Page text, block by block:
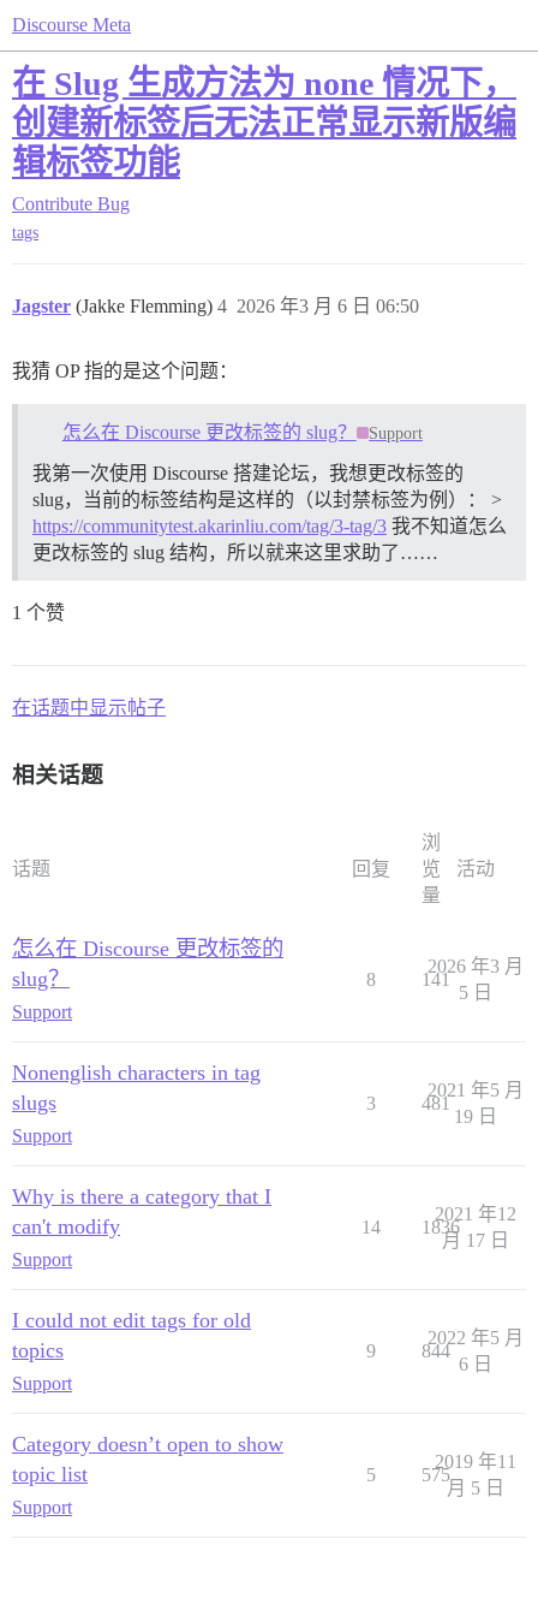
Discourse Meta
在 Slug 生成方法为 none 情况下，
创建新标签后无法正常显示新版编
辑标签功能
Contribute Bug
tags
Jagster (Jakke Flemming) 2026 年3 月 6 日 06:50
4
我猜 OP 指的是这个问题：
怎么在 Discourse 更改标签的 slug？ Support
我第一次使用 Discourse 搭建论坛，我想更改标签的
slug，当前的标签结构是这样的（以封禁标签为例）： >
https://communitytest.akarinliu.com/tag/3-tag/3 我不知道怎么
更改标签的 slug 结构，所以就来这里求助了……
1 个赞
在话题中显示帖子
相关话题
话题 回复
浏
览
量
活动
怎么在 Discourse 更改标签的
slug？
Support
8 141
2026 年3 月
5 日
Nonenglish characters in tag
slugs
Support
3 481
2021 年5 月
19 日
Why is there a category that I
can't modify
Support
14 1836
2021 年12
月 17 日
I could not edit tags for old
topics
Support
9 844
2022 年5 月
6 日
Category doesn’t open to show
topic list
Support
5 575
2019 年11
月 5 日